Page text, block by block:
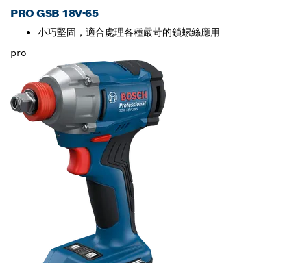
PRO GSB 18V-65
小巧堅固，適合處理各種嚴苛的鎖螺絲應用
pro